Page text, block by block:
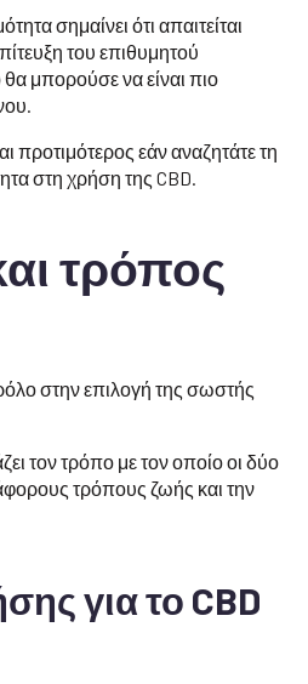
σημαίνει ότι απαιτείται
του επιθυμητού
μπορούσε να είναι πιο
προτιμότερος εάν αναζητάτε τη
στη χρήση της CBD.
τρόπος
στην επιλογή της σωστής
τον τρόπο με τον οποίο οι δύο
τρόπους ζωής και την
για το CBD